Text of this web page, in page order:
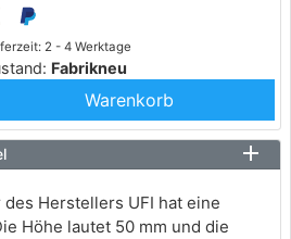
2 - 4 Werktage
Fabrikneu
Warenkorb
Herstellers UFI hat eine
Höhe lautet 50 mm und die